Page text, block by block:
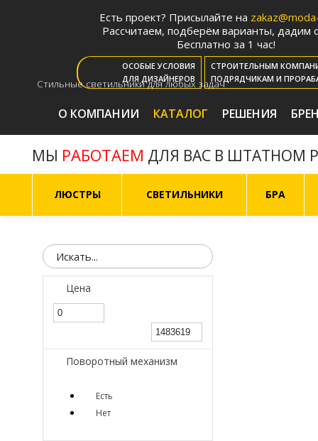
Есть проект? Присылайте на
Рассчитаем, подберём варианты, дадим
Бесплатно за 1 час!
ОСОБЫЕ УСЛОВИЯ
ДЛЯ ДИЗАЙНЕРОВ
СТРОИТЕЛЬНЫМ
ПОДРЯДЧИКАМ И
Стильные светильники для любых задач
О КОМПАНИИ КАТАЛОГ РЕШЕНИЯ
МЫ РАБОТАЕМ ДЛЯ ВАС В ШТАТНОМ
ЛЮСТРЫ СВЕТИЛЬНИКИ БРА
Цена
Поворотный механизм
Есть
Нет